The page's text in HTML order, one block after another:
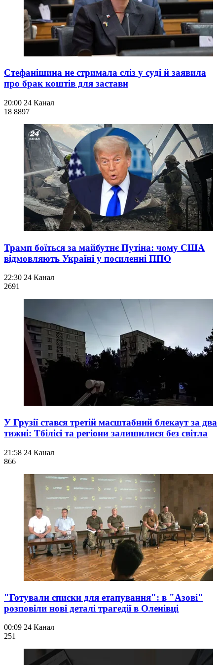
Стефанішина не стримала сліз у суді й заявила
про брак коштів для застави
20:00 24 Канал
18 8897
Трамп боїться за майбутнє Путіна: чому США
відмовляють Україні у посиленні ППО
22:30 24 Канал
2691
У Грузії стався третій масштабний блекаут за два
тижні: Тбілісі та регіони залишилися без світла
21:58 24 Канал
866
"Готували списки для етапування": в "Азові"
розповіли нові деталі трагедії в Оленівці
00:09 24 Канал
251